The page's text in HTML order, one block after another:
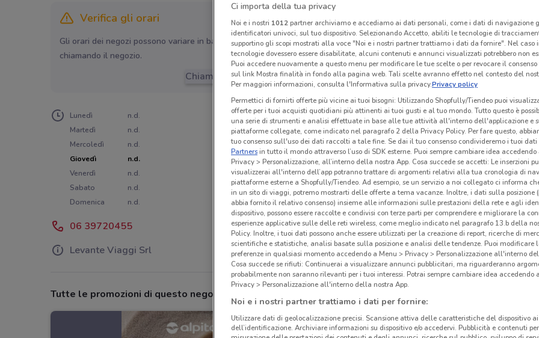
Verifica gli orari
Gli orari dei negozi possono variare in base agli ultimi provvedimenti regionali o nazionali. Verifica l’accuratezza
chiamando il negozio.
Chiama il negozio
Lunedì
n.d.
Martedì
n.d.
Mercoledì
n.d.
Giovedì
n.d.
Venerdì
n.d.
Sabato
n.d.
Domenica
n.d.
06 39720455
Levante Viaggi Srl
Tutte le promozioni di questo negozio
Ci importa della tua privacy
Noi e i nostri 1012partner archiviamo e accediamo ai dati personali, come i dati di navigazione
identificatori univoci, sul tuo dispositivo. Selezionando Accetto, abiliti le tecnologie di
supportino gli scopi mostrati alla voce "Noi e i nostri partner trattiamo i dati da fornire". Nel caso
tecnologie dovessero essere disabilitate, alcuni contenuti e annunci visualizzati potrebbero non
Puoi accedere nuovamente a questo menu per modificare le tue scelte o per revocare il
sul link Mostra finalità in fondo alla pagina web. Tali scelte avranno effetto nel contesto del
Per maggiori informazioni, consulta l'Informativa sulla privacy.Privacy policy
Permettici di fornirti offerte più vicine ai tuoi bisogni: Utilizzando Shopfully/Tiendeo puoi
offerte per i tuoi acquisti quotidiani più attinenti ai tuoi gusti e al tuo mondo. Tutto questo è
una serie di strumenti e analisi effettuate in base alle tue attività all'interno dell'applicazione e
piattaforme collegate, come indicato nel paragrafo 2 della Privacy Policy. Per fare questo,
tuo consenso sull'uso dei dati raccolti a tale fine. Se dai il tuo consenso condivideremo i tuoi dati
Partnersin tutto il mondo attraverso l’uso di SDK esterne. Puoi sempre cambiare idea accedendo
Privacy > Personalizzazione, all’interno della nostra App. Cosa succede se accetti: Le inserzioni
visualizzerai all'interno dell’app potranno trattare di argomenti relativi alla tua cronologia di
piattaforme esterne a Shopfully/Tiendeo. Ad esempio, se un servizio a noi collegato ci informa
in un sito di viaggi, potremo mostrarti delle offerte a tema vacanze. Inoltre, i dati sulla posizione
abbia fornito il relativo consenso) insieme alle informazioni sulle prestazioni della rete e agli
dispositivo, possono essere raccolte e condivisi con terze parti per comprendere e migliorare la
esperienze applicative sulle delle reti wireless, come meglio indicato nel paragrafo 13.b della
Policy. Inoltre, i tuoi dati possono anche essere utilizzati per la creazione di report, ricerche di
scientifiche e statistiche, analisi basate sulla posizione e analisi delle tendenze. Puoi modificare
preferenze in qualsiasi momento accedendo a Menu > Privacy > Personalizzazione all'interno
Cosa succede se rifiuti: Continuerai a visualizzare annunci pubblicitari, ma riguarderanno
probabilmente non saranno rilevanti per i tuoi interessi. Potrai sempre cambiare idea accedendo
Privacy > Personalizzazione all'interno della nostra App.
Noi e i nostri partner trattiamo i dati per fornire:
Utilizzare dati di geolocalizzazione precisi. Scansione attiva delle caratteristiche del dispositivo
dell’identificazione. Archiviare informazioni su dispositivo e/o accedervi. Pubblicità e contenuti